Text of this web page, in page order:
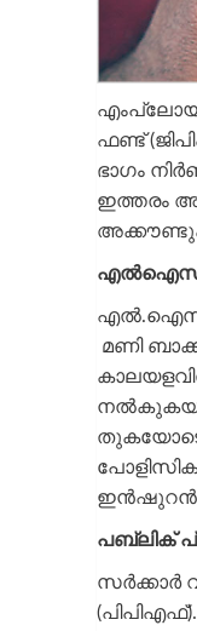
ഫണ്ട്
ഭാഗം
ഇത്തരം
എല്‍.ഐസി
മണി
നല്‍കുകയും
പബ്ലിക്
സര്‍ക്കാര്‍